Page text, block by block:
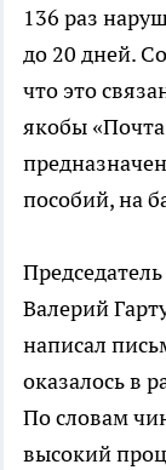
136 раз
до 20 дней.
что это
якобы
пособий, на
Валерий
написал
оказалось в
По словам
высокий